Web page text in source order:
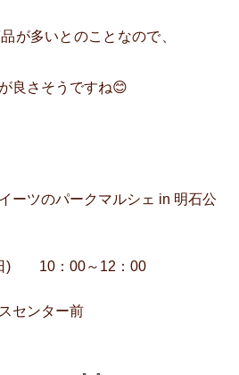
が多いとのことなので、
良さそうですね😊
ーツのパークマルシェ in 明石公
日) 10：00～12：00
センター前